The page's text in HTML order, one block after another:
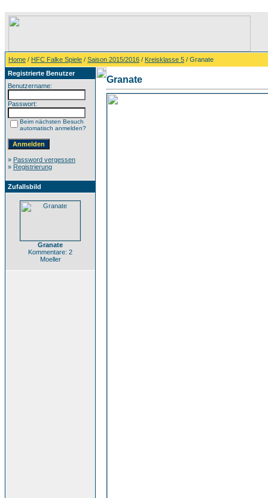
Home / HFC Falke Spiele / Saison 2015/2016 / Kreisklasse 5 / Granate
Registrierte Benutzer
Benutzername:
Passwort:
Beim nächsten Besuch
automatisch anmelden?
» Password vergessen
» Registrierung
Zufallsbild
Granate
Kommentare: 2
Moeller
Granate